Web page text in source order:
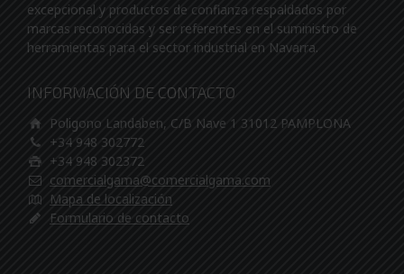
excepcional y productos de confianza respaldados por
marcas reconocidas y ser referentes en el suministro de
herramientas para el sector industrial en Navarra.
INFORMACIÓN DE CONTACTO
Poligono Landaben, C/B Nave 1 31012 PAMPLONA
+34 948 302772
+34 948 302372
comercialgama@comercialgama.com
Mapa de localización
Formulario de contacto